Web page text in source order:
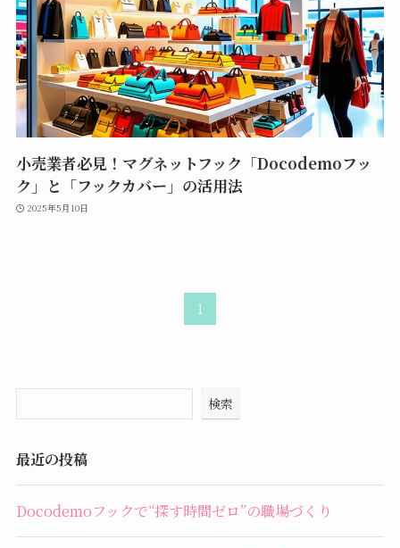
小売業者必見！マグネットフック「Docodemoフッ
ク」と「フックカバー」の活用法
2025年5月10日
1
検索
最近の投稿
Docodemoフックで“探す時間ゼロ”の職場づくり